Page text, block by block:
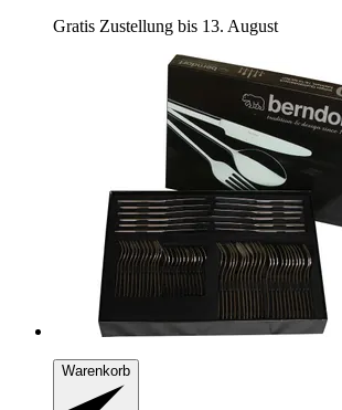
Gratis Zustellung bis 13. August
Warenkorb